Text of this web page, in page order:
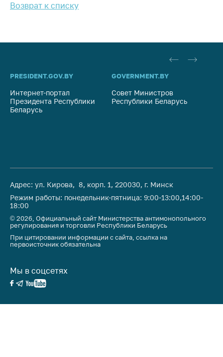
ведения бизнеса
распространения
общественного
обслуживания
Обучение по
политики
Возврат к списку
PRESIDENT.GOV.BY
Интернет-портал
Президента Республики
Беларусь
GOVERNMENT.BY
Совет Министров
Республики Беларусь
Адрес: ул. Кирова, 8, корп. 1, 220030, г. Минск
Режим работы: понедельник-пятница: 9:00-13:00,14:00-
18:00
© 2026, Официальный сайт Министерства антимонопольного
регулирования и торговли Республики Беларусь
При цитировании информации с сайта, ссылка на
первоисточник обязательна
Мы в соцсетях